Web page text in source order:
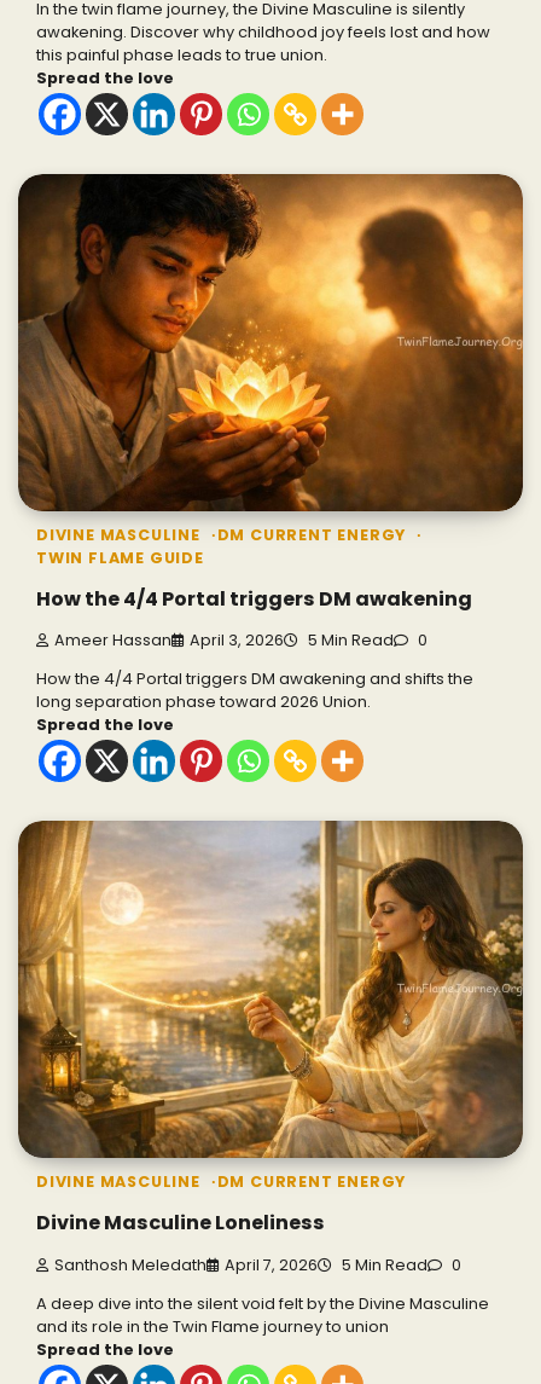
In the twin flame journey, the Divine Masculine is silently
awakening. Discover why childhood joy feels lost and how
this painful phase leads to true union.
Spread the love
DIVINE MASCULINE
DM CURRENT ENERGY
TWIN FLAME GUIDE
How the 4/4 Portal triggers DM awakening
Ameer Hassan April 3, 2026 5 Min Read 0
How the 4/4 Portal triggers DM awakening and shifts the
long separation phase toward 2026 Union.
Spread the love
DIVINE MASCULINE DM CURRENT ENERGY
Divine Masculine Loneliness
Santhosh Meledath April 7, 2026 5 Min Read 0
A deep dive into the silent void felt by the Divine Masculine
and its role in the Twin Flame journey to union
Spread the love